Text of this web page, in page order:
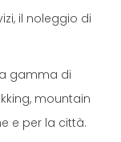
il noleggio di
gamma di
mountain
e per la città.